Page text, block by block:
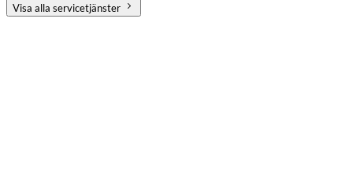
Visa alla servicetjänster